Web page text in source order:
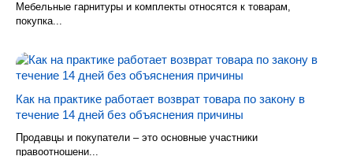
Мебельные гарнитуры и комплекты относятся к товарам,
покупка...
Как на практике работает возврат товара по закону в
течение 14 дней без объяснения причины
Продавцы и покупатели – это основные участники
правоотношени...